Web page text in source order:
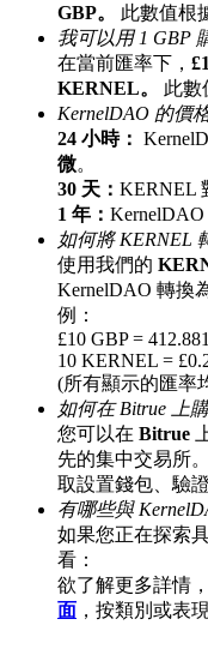
邀请好友
邀請朋友獲得現
充值CASHCAT & 赢取
充值CASHCAT &
瓜分 500000
GBP。
此數值根
我可以用 1 GBP
在當前匯率下，
KERNEL。
此數
KernelDAO 的價
24 小時：
微。
30 天： KERNEL
1 年：
如何將 KERNEL
使用我們的
KernelDAO 轉換
例：
£10 GBP =
10 KERNEL =
(所有顯示的匯率
如何在 Bitrue 上
您可以在 Bitrue
先的集中交易所。
取設置錢包、驗
有哪些與
如果您正在探索
看：
欲了解更多詳情
面 ，按類別或表